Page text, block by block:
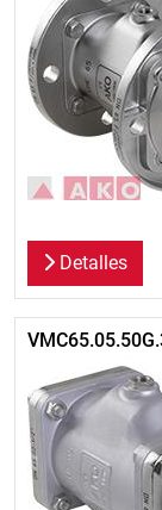
Detalles